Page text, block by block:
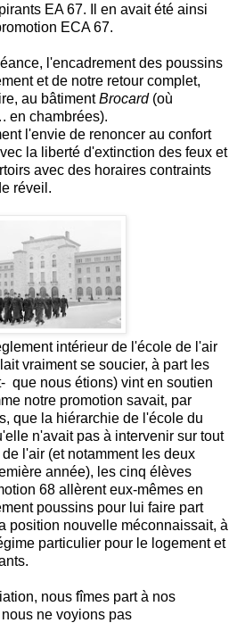
EA 67. Il en avait été ainsi
ECA 67.
l'encadrement des poussins
et de notre retour complet,
au bâtimentBrocard(où
en chambrées).
l'envie de renoncer au confort
la liberté d'extinction des feux et
avec des horaires contraints
réveil.
intérieur de l'école de l'air
vraiment se soucier, à part les
que nous étions) vint en soutien
notre promotion savait, par
que la hiérarchie de l'école du
n'avait pas à intervenir sur tout
l'air (et notamment les deux
année), les cinq élèves
68 allèrent eux-mêmes en
poussins pour lui faire part
position nouvelle méconnaissait, à
particulier pour le logement et
nous fîmes part à nos
ne voyions pas